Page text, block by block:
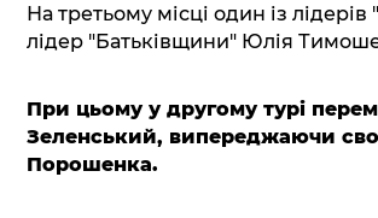
На третьому місці один із
лідер "Батьківщини" Юлія
При цьому у другому турі
Зеленський, випереджаючи
Порошенка.